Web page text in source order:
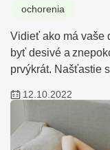
ochorenia
Vidieť ako má vaše
byť desivé a
prvýkrát. Našťastie
12.10.2022